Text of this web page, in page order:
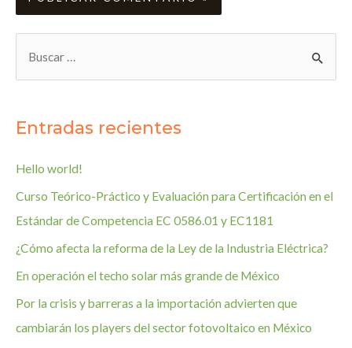
r
:
Entradas recientes
Hello world!
Curso Teórico-Práctico y Evaluación para Certificación en el
Estándar de Competencia EC 0586.01 y EC1181
¿Cómo afecta la reforma de la Ley de la Industria Eléctrica?
En operación el techo solar más grande de México
Por la crisis y barreras a la importación advierten que
cambiarán los players del sector fotovoltaico en México